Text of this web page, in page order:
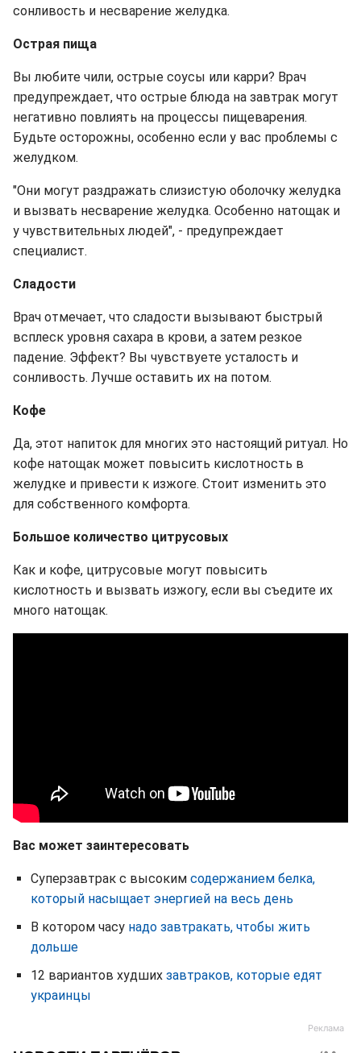
сонливость и несварение желудка.
Острая пища
Вы любите чили, острые соусы или карри? Врач
предупреждает, что острые блюда на завтрак могут
негативно повлиять на процессы пищеварения.
Будьте осторожны, особенно если у вас проблемы с
желудком.
"Они могут раздражать слизистую оболочку желудка
и вызвать несварение желудка. Особенно натощак и
у чувствительных людей", - предупреждает
специалист.
Сладости
Врач отмечает, что сладости вызывают быстрый
всплеск уровня сахара в крови, а затем резкое
падение. Эффект? Вы чувствуете усталость и
сонливость. Лучше оставить их на потом.
Кофе
Да, этот напиток для многих это настоящий ритуал. Но
кофе натощак может повысить кислотность в
желудке и привести к изжоге. Стоит изменить это
для собственного комфорта.
Большое количество цитрусовых
Как и кофе, цитрусовые могут повысить
кислотность и вызвать изжогу, если вы съедите их
много натощак.
Вас может заинтересовать
Суперзавтрак с высоким содержанием белка,
который насыщает энергией на весь день
В котором часу надо завтракать, чтобы жить
дольше
12 вариантов худших завтраков, которые едят
украинцы